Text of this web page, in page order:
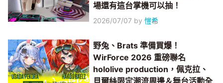
場還有這台掌機可以抽！
2026/07/07 by愷希
野兔、Brats 準備買爆！
WirForce 2026 重磅聯名
hololive production，佩克拉、